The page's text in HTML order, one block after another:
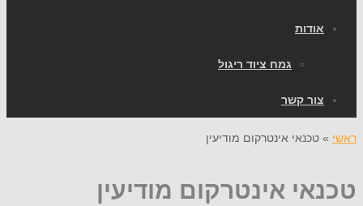
גמח ציוד ריגול
קשר
טכנאי אינטרקום מודיעין
אינטרקום מודיעין